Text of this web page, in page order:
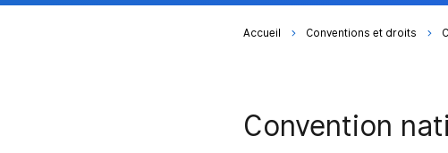
Accueil Conventions et droits
Convention